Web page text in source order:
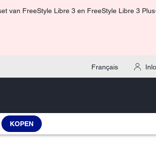
van FreeStyle Libre 3 en FreeStyle Libre 3
Français
KOPEN